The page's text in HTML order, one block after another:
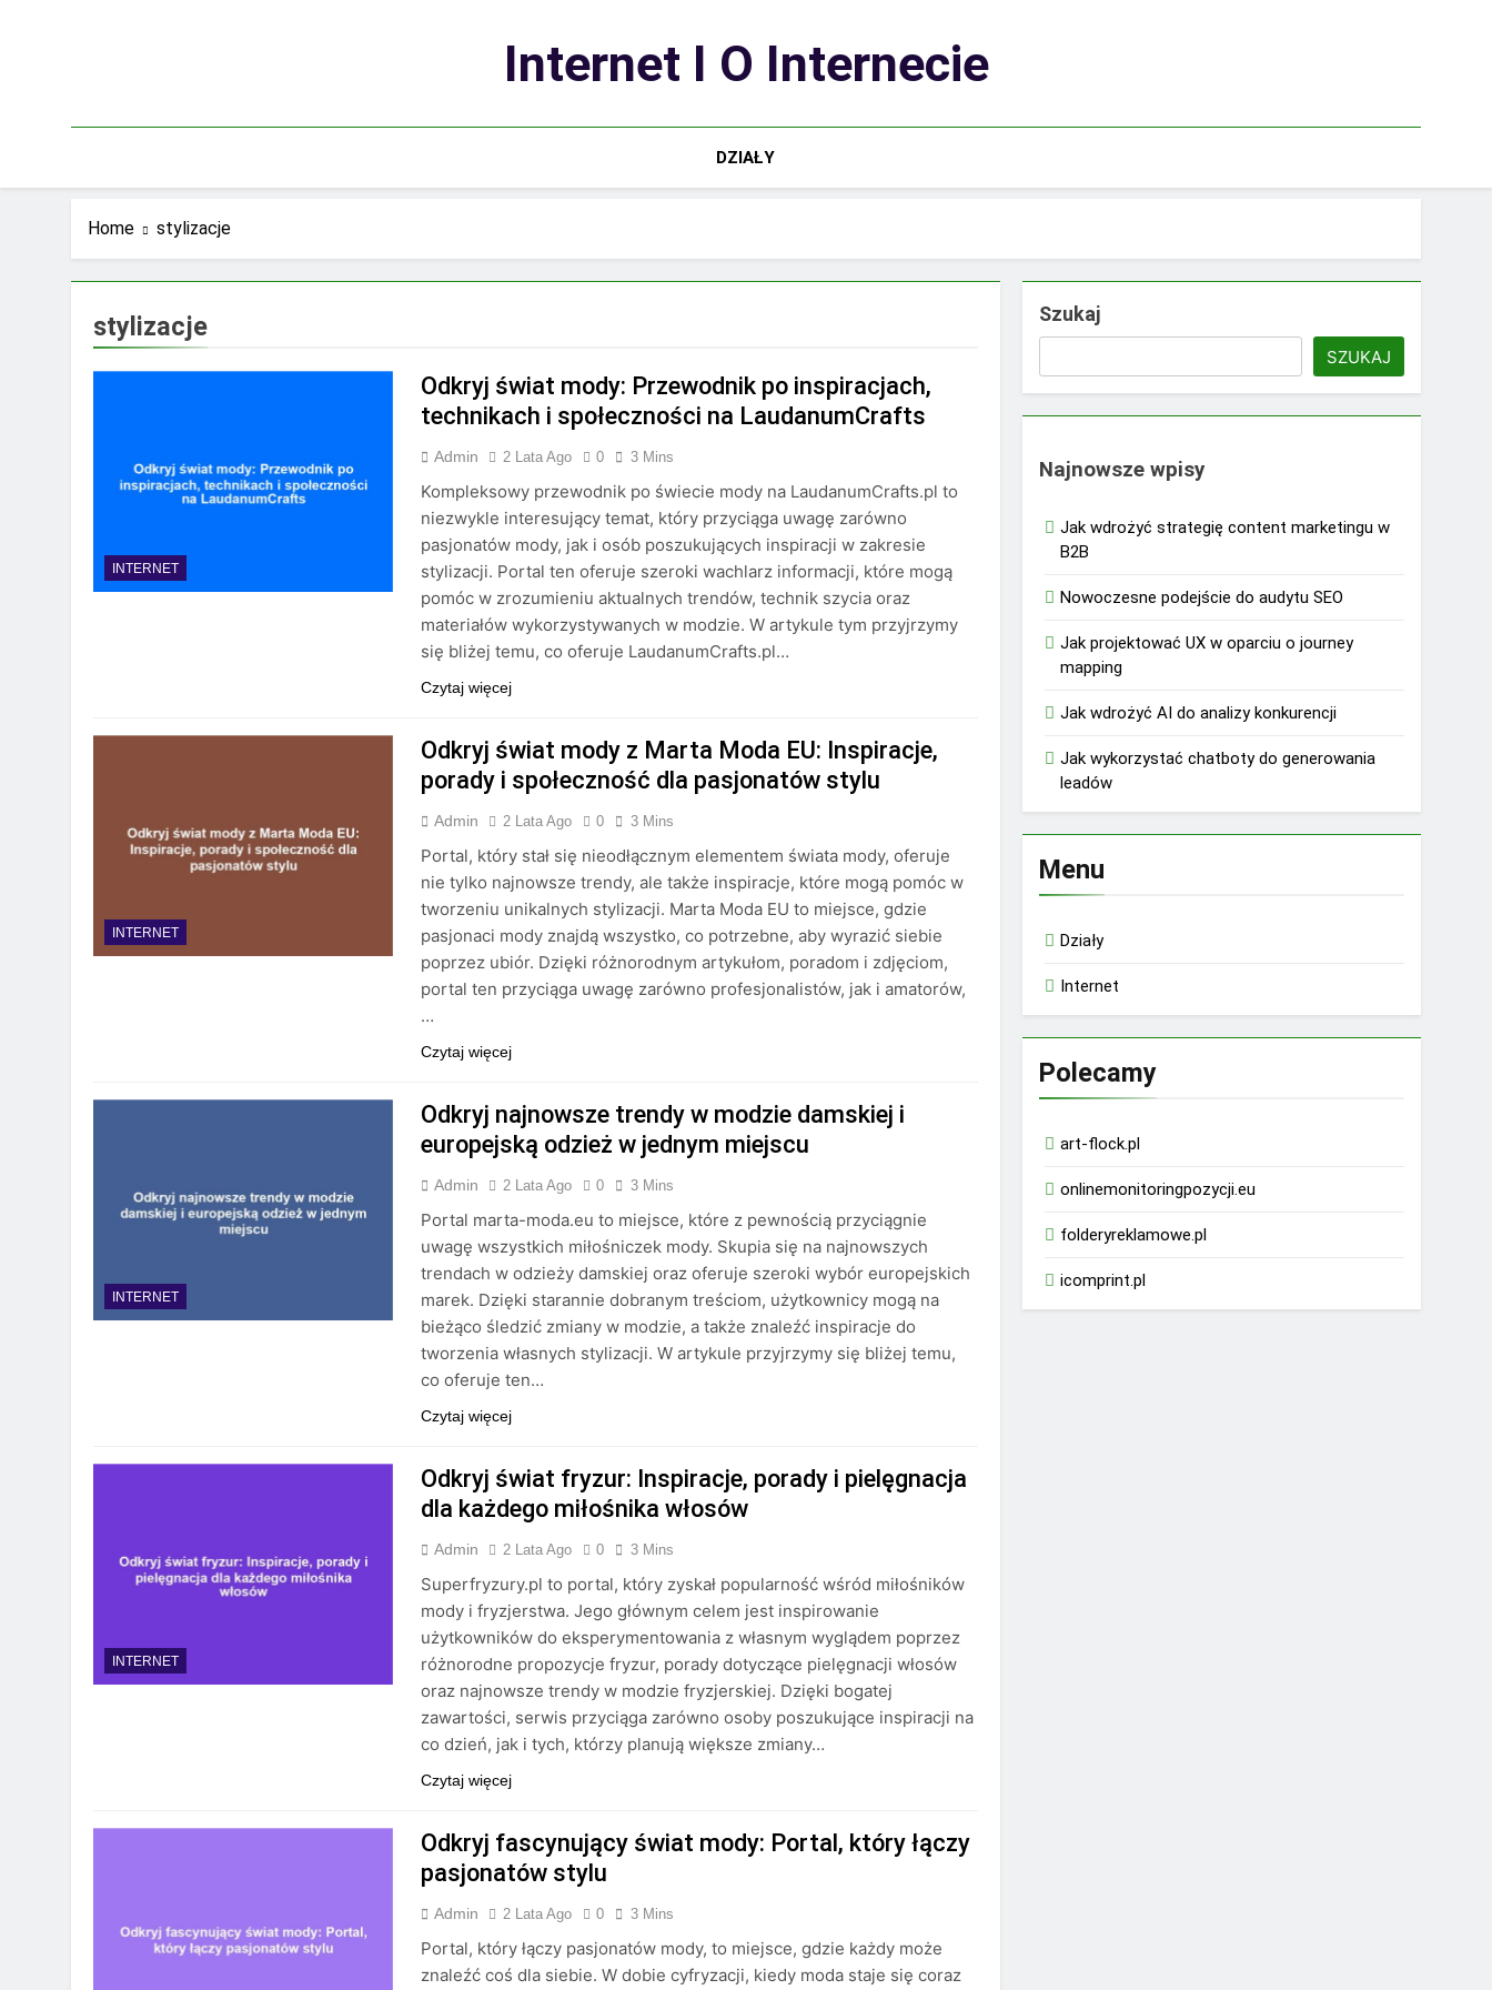
Internet I O Internecie
DZIAŁY
Home stylizacje
stylizacje
INTERNET
Odkryj świat mody: Przewodnik po inspiracjach,
technikach i społeczności na LaudanumCrafts
Admin 2 Lata Ago 0 3 Mins
Kompleksowy przewodnik po świecie mody na LaudanumCrafts.pl to
niezwykle interesujący temat, który przyciąga uwagę zarówno
pasjonatów mody, jak i osób poszukujących inspiracji w zakresie
stylizacji. Portal ten oferuje szeroki wachlarz informacji, które mogą
pomóc w zrozumieniu aktualnych trendów, technik szycia oraz
materiałów wykorzystywanych w modzie. W artykule tym przyjrzymy
się bliżej temu, co oferuje LaudanumCrafts.pl…
Czytaj więcej
INTERNET
Odkryj świat mody z Marta Moda EU: Inspiracje,
porady i społeczność dla pasjonatów stylu
Admin 2 Lata Ago 0 3 Mins
Portal, który stał się nieodłącznym elementem świata mody, oferuje
nie tylko najnowsze trendy, ale także inspiracje, które mogą pomóc w
tworzeniu unikalnych stylizacji. Marta Moda EU to miejsce, gdzie
pasjonaci mody znajdą wszystko, co potrzebne, aby wyrazić siebie
poprzez ubiór. Dzięki różnorodnym artykułom, poradom i zdjęciom,
portal ten przyciąga uwagę zarówno profesjonalistów, jak i amatorów,
…
Czytaj więcej
INTERNET
Odkryj najnowsze trendy w modzie damskiej i
europejską odzież w jednym miejscu
Admin 2 Lata Ago 0 3 Mins
Portal marta-moda.eu to miejsce, które z pewnością przyciągnie
uwagę wszystkich miłośniczek mody. Skupia się na najnowszych
trendach w odzieży damskiej oraz oferuje szeroki wybór europejskich
marek. Dzięki starannie dobranym treściom, użytkownicy mogą na
bieżąco śledzić zmiany w modzie, a także znaleźć inspiracje do
tworzenia własnych stylizacji. W artykule przyjrzymy się bliżej temu,
co oferuje ten…
Czytaj więcej
INTERNET
Odkryj świat fryzur: Inspiracje, porady i pielęgnacja
dla każdego miłośnika włosów
Admin 2 Lata Ago 0 3 Mins
Superfryzury.pl to portal, który zyskał popularność wśród miłośników
mody i fryzjerstwa. Jego głównym celem jest inspirowanie
użytkowników do eksperymentowania z własnym wyglądem poprzez
różnorodne propozycje fryzur, porady dotyczące pielęgnacji włosów
oraz najnowsze trendy w modzie fryzjerskiej. Dzięki bogatej
zawartości, serwis przyciąga zarówno osoby poszukujące inspiracji na
co dzień, jak i tych, którzy planują większe zmiany…
Czytaj więcej
Odkryj fascynujący świat mody: Portal, który łączy
pasjonatów stylu
Admin 2 Lata Ago 0 3 Mins
Portal, który łączy pasjonatów mody, to miejsce, gdzie każdy może
znaleźć coś dla siebie. W dobie cyfryzacji, kiedy moda staje się coraz
Szukaj
SZUKAJ
Najnowsze wpisy
Jak wdrożyć strategię content marketingu w
B2B
Nowoczesne podejście do audytu SEO
Jak projektować UX w oparciu o journey
mapping
Jak wdrożyć AI do analizy konkurencji
Jak wykorzystać chatboty do generowania
leadów
Menu
Działy
Internet
Polecamy
art-flock.pl
onlinemonitoringpozycji.eu
folderyreklamowe.pl
icomprint.pl